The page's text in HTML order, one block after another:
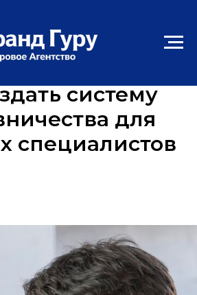
систему
для
специалистов